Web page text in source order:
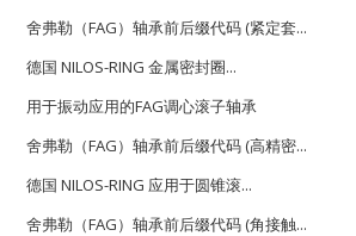
舍弗勒（FAG）轴承前后缀代码 (紧定套...
德国 NILOS-RING 金属密封圈...
用于振动应用的FAG调心滚子轴承
舍弗勒（FAG）轴承前后缀代码 (高精密...
德国 NILOS-RING 应用于圆锥滚...
舍弗勒（FAG）轴承前后缀代码 (角接触...